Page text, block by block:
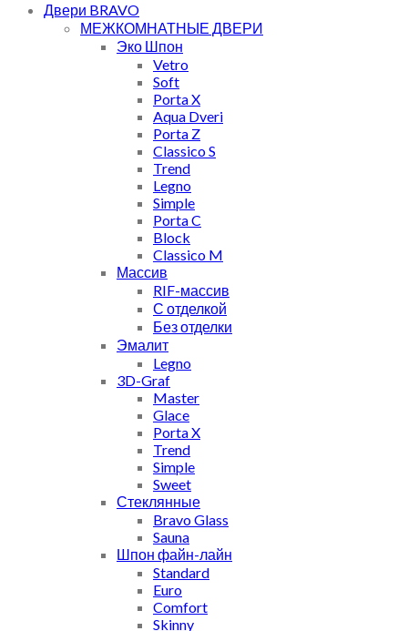
Двери BRAVO
МЕЖКОМНАТНЫЕ ДВЕРИ
Эко Шпон
Vetro
Soft
Porta X
Aqua Dveri
Porta Z
Classico S
Trend
Legno
Simple
Porta C
Block
Classico M
Массив
RIF-массив
С отделкой
Без отделки
Эмалит
Legno
3D-Graf
Master
Glace
Porta X
Trend
Simple
Sweet
Стеклянные
Bravo Glass
Sauna
Шпон файн-лайн
Standard
Euro
Comfort
Skinny